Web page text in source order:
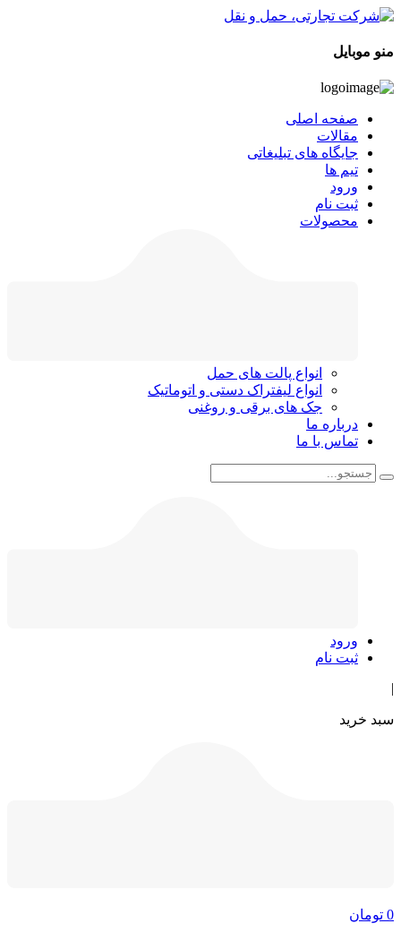
منو موبایل
صفحه اصلی
مقالات
جایگاه های تبلیغاتی
تیم ها
ورود
ثبت نام
محصولات
انواع پالت های حمل
انواع لیفتراک دستی و اتوماتیک
جک های برقی و روغنی
درباره ما
تماس با ما
ورود
ثبت نام
سبد خرید
0 تومان